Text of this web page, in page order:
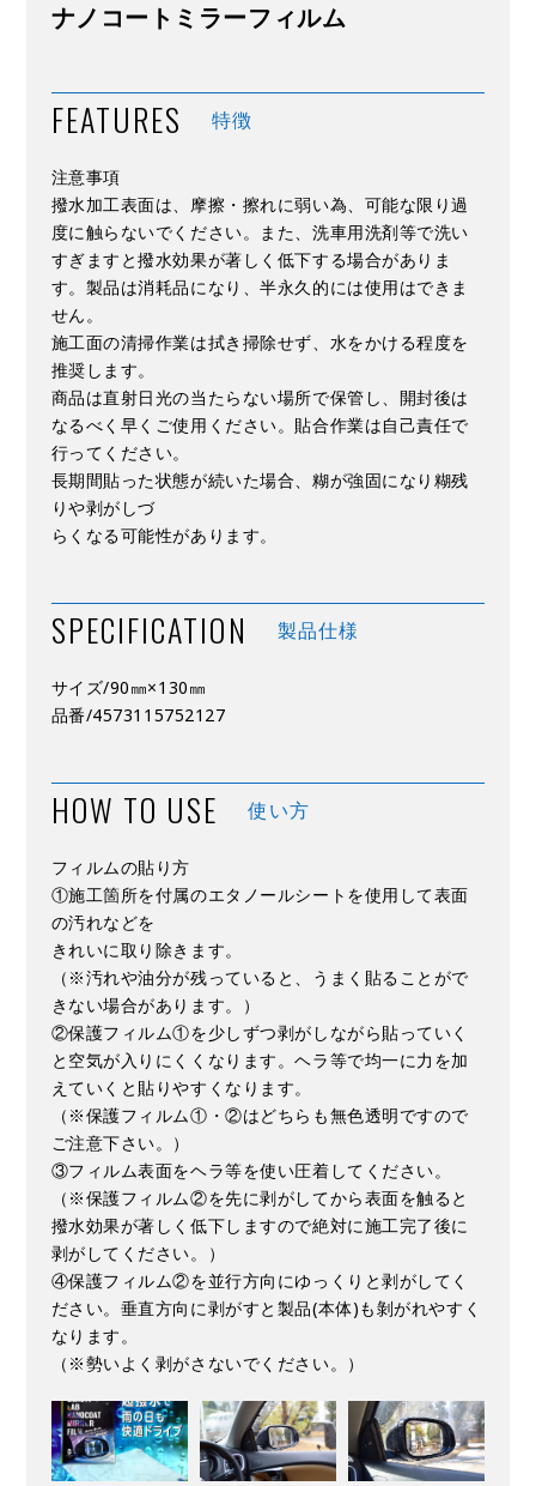
ナノコートミラーフィルム
FEATURES 特徴
注意事項
撥水加工表面は、摩擦・擦れに弱い為、可能な限り過
度に触らないでください。また、洗車用洗剤等で洗い
すぎますと撥水効果が著しく低下する場合がありま
す。製品は消耗品になり、半永久的には使用はできま
せん。
施工面の清掃作業は拭き掃除せず、水をかける程度を
推奨します。
商品は直射日光の当たらない場所で保管し、開封後は
なるべく早くご使用ください。貼合作業は自己責任で
行ってください。
長期間貼った状態が続いた場合、糊が強固になり糊残
りや剥がしづ
らくなる可能性があります。
SPECIFICATION 製品仕様
サイズ/90㎜×130㎜
品番/4573115752127
HOW TO USE 使い方
フィルムの貼り方
①施工箇所を付属のエタノールシートを使用して表面
の汚れなどを
きれいに取り除きます。
（※汚れや油分が残っていると、うまく貼ることがで
きない場合があります。）
②保護フィルム①を少しずつ剥がしながら貼っていく
と空気が入りにくくなります。ヘラ等で均一に力を加
えていくと貼りやすくなります。
（※保護フィルム①・②はどちらも無色透明ですので
ご注意下さい。）
③フィルム表面をヘラ等を使い圧着してください。
（※保護フィルム②を先に剥がしてから表面を触ると
撥水効果が著しく低下しますので絶対に施工完了後に
剥がしてください。）
④保護フィルム②を並行方向にゆっくりと剥がしてく
ださい。垂直方向に剥がすと製品(本体)も剝がれやすく
なります。
（※勢いよく剥がさないでください。）